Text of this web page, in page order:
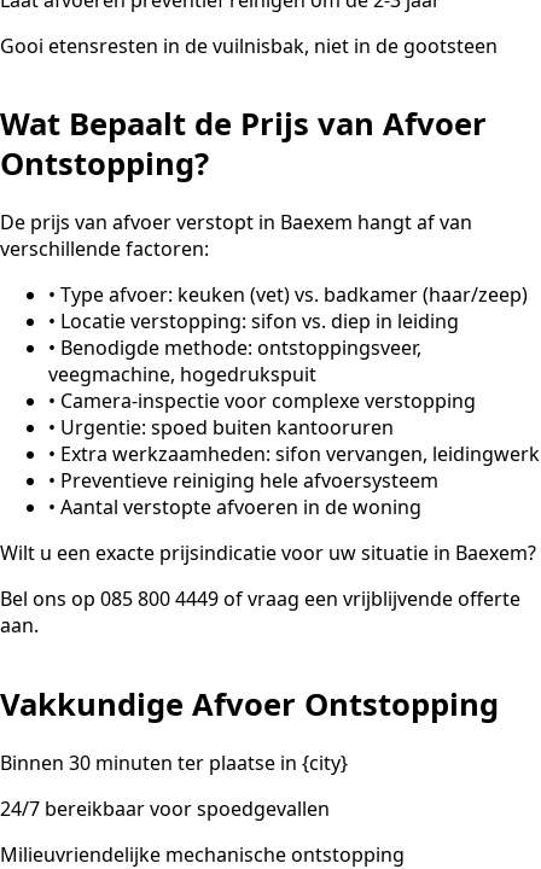
Gooi etensresten in de vuilnisbak, niet in de gootsteen
Wat Bepaalt de Prijs van Afvoer
Ontstopping?
De prijs van afvoer verstopt in Baexem hangt af van
verschillende factoren:
• Type afvoer: keuken (vet) vs. badkamer (haar/zeep)
• Locatie verstopping: sifon vs. diep in leiding
• Benodigde methode: ontstoppingsveer,
veegmachine, hogedrukspuit
• Camera-inspectie voor complexe verstopping
• Urgentie: spoed buiten kantooruren
• Extra werkzaamheden: sifon vervangen, leidingwerk
• Preventieve reiniging hele afvoersysteem
• Aantal verstopte afvoeren in de woning
Wilt u een exacte prijsindicatie voor uw situatie in Baexem?
Bel ons op 085 800 4449 of vraag een vrijblijvende offerte
aan.
Vakkundige Afvoer Ontstopping
Binnen 30 minuten ter plaatse in {city}
24/7 bereikbaar voor spoedgevallen
Milieuvriendelijke mechanische ontstopping